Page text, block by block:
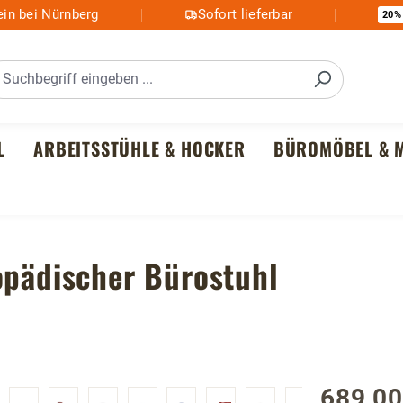
bei Nürnberg Sofort lieferbar 20%
ARBEITSSTÜHLE & HOCKER BÜROMÖBEL &
Bürostuhl
Regulärer